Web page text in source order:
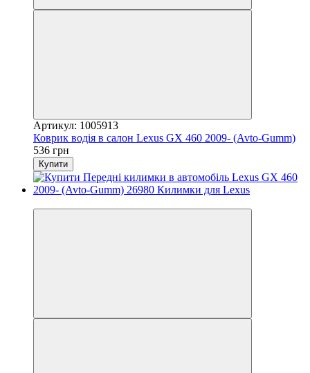
Артикул: 1005913
Коврик водія в салон Lexus GX 460 2009- (Avto-Gumm)
536 грн
Купити